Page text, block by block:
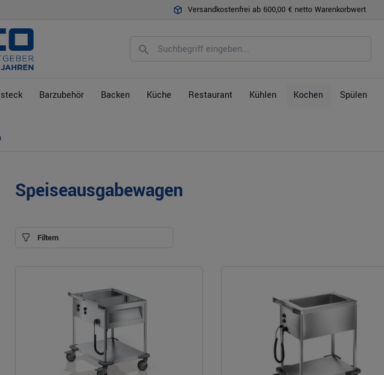
Versandkostenfrei ab 600,00 € netto Warenkorbwert
Barzubehör Backen Küche Restaurant Kühlen Kochen Spülen
Speiseausgabewagen
Filtern